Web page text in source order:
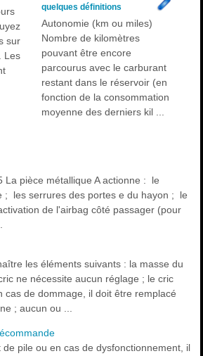
sur
Les
quelques définitions
Autonomie (km ou miles)
Nombre de kilomètres
pouvant être encore
parcourus avec le carburant
restant dans le réservoir (en
fonction de la consommation
moyenne des derniers kil ...
La pièce métallique A actionne : le
; les serrures des portes e du hayon ; le
de l'airbag côté passager (pour
les éléments suivants : la masse du
ne nécessite aucun réglage ; le cric
cas de dommage, il doit être remplacé
; aucun ou ...
pile ou en cas de dysfonctionnement, il